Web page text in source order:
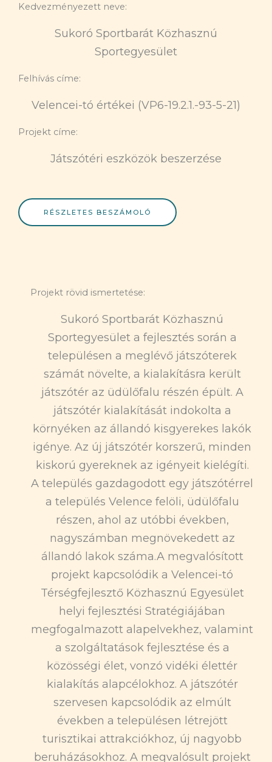
Kedvezményezett neve:
Sukoró Sportbarát Közhasznú
Sportegyesület
Felhívás címe:
Velencei-tó értékei (VP6-19.2.1.-93-5-21)
Projekt címe:
Játszótéri eszközök beszerzése
RÉSZLETES BESZÁMOLÓ
Projekt rövid ismertetése:
Sukoró Sportbarát Közhasznú
Sportegyesület a fejlesztés során a
településen a meglévő játszóterek
számát növelte, a kialakításra került
játszótér az üdülőfalu részén épült. A
játszótér kialakítását indokolta a
környéken az állandó kisgyerekes lakók
igénye. Az új játszótér korszerű, minden
kiskorú gyereknek az igényeit kielégíti.
A település gazdagodott egy játszótérrel
a település Velence felöli, üdülőfalu
részen, ahol az utóbbi években,
nagyszámban megnövekedett az
állandó lakok száma.A megvalósított
projekt kapcsolódik a Velencei-tó
Térségfejlesztő Közhasznú Egyesület
helyi fejlesztési Stratégiájában
megfogalmazott alapelvekhez, valamint
a szolgáltatások fejlesztése és a
közösségi élet, vonzó vidéki élettér
kialakítás alapcélokhoz. A játszótér
szervesen kapcsolódik az elmúlt
években a településen létrejött
turisztikai attrakciókhoz, új nagyobb
beruházásokhoz. A megvalósult projekt